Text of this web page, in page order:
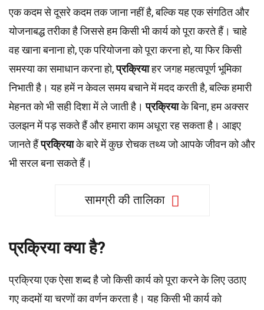
एक कदम से दूसरे कदम तक जाना नहीं है, बल्कि यह एक संगठित और
योजनाबद्ध तरीका है जिससे हम किसी भी कार्य को पूरा करते हैं। चाहे
वह खाना बनाना हो, एक परियोजना को पूरा करना हो, या फिर किसी
समस्या का समाधान करना हो,प्रक्रियाहर जगह महत्वपूर्ण भूमिका
निभाती है। यह हमें न केवल समय बचाने में मदद करती है, बल्कि हमारी
मेहनत को भी सही दिशा में ले जाती है।प्रक्रियाके बिना, हम अक्सर
उलझन में पड़ सकते हैं और हमारा काम अधूरा रह सकता है। आइए
जानते हैंप्रक्रियाके बारे में कुछ रोचक तथ्य जो आपके जीवन को और
भी सरल बना सकते हैं।
सामग्री की तालिका
प्रक्रिया क्या है?
प्रक्रिया एक ऐसा शब्द है जो किसी कार्य को पूरा करने के लिए उठाए
गए कदमों या चरणों का वर्णन करता है। यह किसी भी कार्य को